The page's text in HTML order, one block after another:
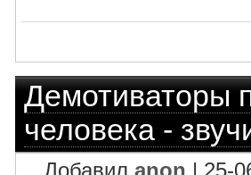
Демотиваторы
человека -
Добавил anon | 25-